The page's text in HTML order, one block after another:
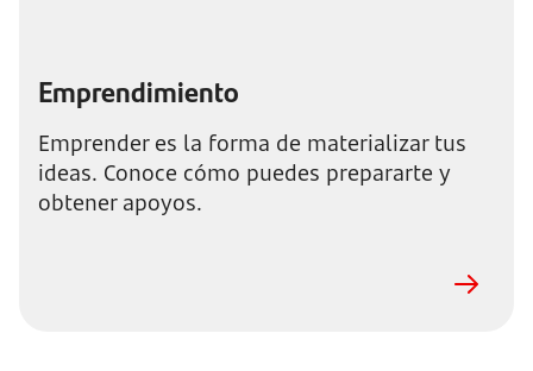
Emprendimiento
Emprender es la forma de materializar tus
ideas. Conoce cómo puedes prepararte y
obtener apoyos.